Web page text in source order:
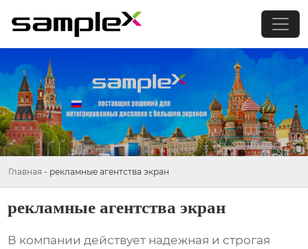
Главная - рекламные агентства экран
рекламные агентства экран
В компании действует надежная и строгая